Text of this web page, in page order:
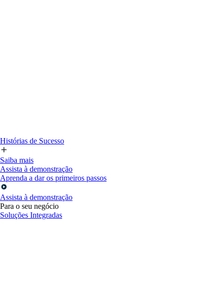
Histórias de Sucesso
Saiba mais
Assista à demonstração
Aprenda a dar os primeiros passos
Assista à demonstração
Para o seu negócio
Soluções Integradas